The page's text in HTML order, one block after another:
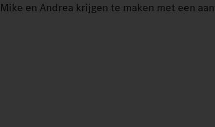
Mike en Andrea krijgen te maken met een